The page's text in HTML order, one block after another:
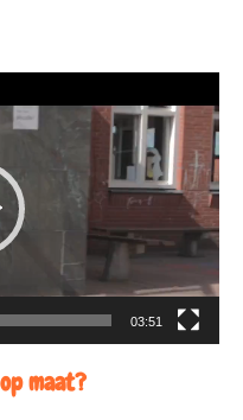
03:51
maat?